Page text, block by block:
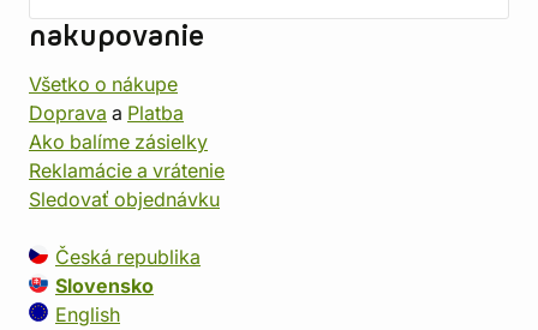
nakupovanie
Všetko o nákupe
Doprava a Platba
Ako balíme zásielky
Reklamácie a vrátenie
Sledovať objednávku
Česká republika
Slovensko
English